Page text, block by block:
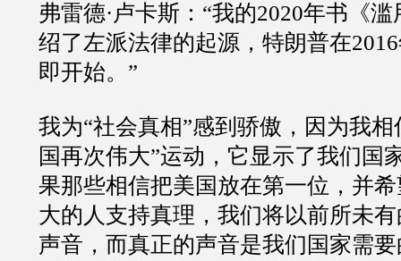
弗雷德·卢卡斯：“我的2020年书《
绍了左派法律的起源，特朗普在
即开始。”
我为“社会真相”感到骄傲，因为我
国再次伟大”运动，它显示了我们国
果那些相信把美国放在第一位，并
大的人支持真理，我们将以前所未
声音，而真正的声音是我们国家需